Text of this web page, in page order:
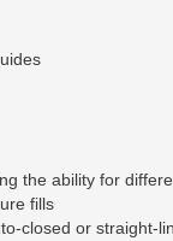
the ability for
fills
closed or straight-